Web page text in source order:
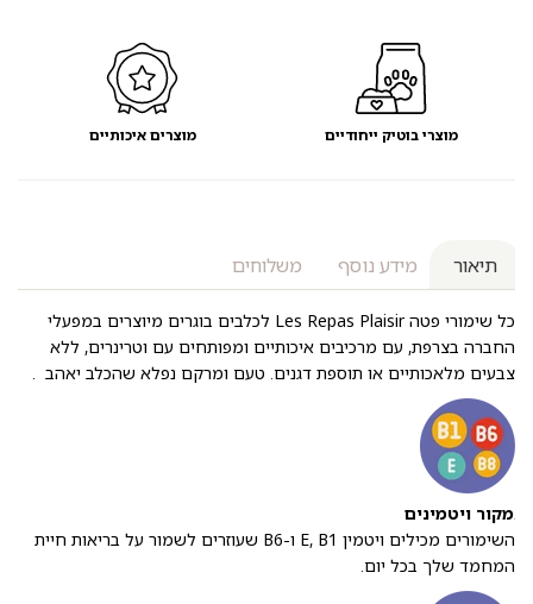
תיאור מידע נוסף משלוחים
כל שימורי פטה Les Repas Plaisir לכלבים בוגרים מיוצרים במפעלי
החברה בצרפת, עם מרכיבים איכותיים ומפותחים עם וטרינרים, ללא
צבעים מלאכותיים או תוספת דגנים. טעם ומרקם נפלא שהכלב יאהב .
מקור ויטמינים
השימורים מכילים ויטמין E, B1 ו-B6 שעוזרים לשמור על בריאות חיית
המחמד שלך בכל יום.
מוצרי בוטיק ייחודיים מוצרים איכותיים